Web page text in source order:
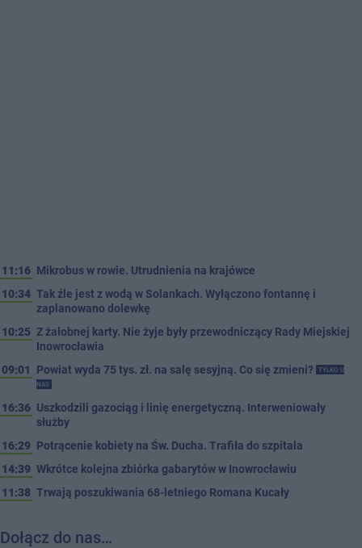
11:16 Mikrobus w rowie. Utrudnienia na krajówce
10:34 Tak źle jest z wodą w Solankach. Wyłączono fontannę i
zaplanowano dolewkę
10:25 Z żałobnej karty. Nie żyje były przewodniczący Rady Miejskiej
Inowrocławia
09:01
Powiat wyda 75 tys. zł. na salę sesyjną. Co się zmieni?
TYLKO U
NAS
16:36 Uszkodzili gazociąg i linię energetyczną. Interweniowały
służby
16:29 Potrącenie kobiety na Św. Ducha. Trafiła do szpitala
14:39 Wkrótce kolejna zbiórka gabarytów w Inowrocławiu
11:38 Trwają poszukiwania 68-letniego Romana Kucały
Dołącz do nas…